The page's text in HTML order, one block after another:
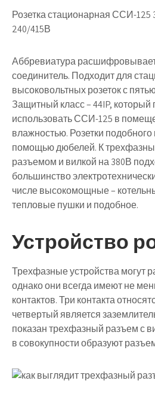
Розетка стационарная ССИ-125
240/415В
Аббревиатура
соединитель. Подходит для
высоковольтных розеток с
Защитный класс – 44IP, который
использовать ССИ-125 в
влажностью. Розетки
помощью дюбелей. К
разъемом и вилкой на 380В
большинство
числе высокомощные –
тепловые пушки и подобное.
Устройство
Трехфазные устройства могут
однако они всегда имеют не
контактов. Три контакта
четвертый является
показан трехфазный разъем с
в совокупности образуют